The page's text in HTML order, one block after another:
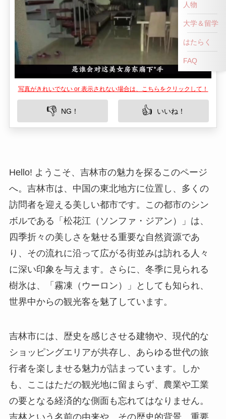
写真がきれいでない or 表示されない場合は、こちらをクリックして！
👎 NG！ 👍 いいね！
Hello! ようこそ、吉林市の魅力を探るこのページ
へ。吉林市は、中国の東北地方に位置し、多くの
訪問者を迎える美しい都市です。この都市のシン
ボルである「松花江（ソンファ・ジアン）」は、
四季折々の美しさを魅せる重要な自然資源であ
り、その流れに沿って広がる街並みは訪れる人々
に深い印象を与えます。さらに、冬季に見られる
樹氷は、「霧凍（ウーロン）」としても知られ、
世界中からの観光客を魅了しています。
吉林市には、歴史を感じさせる建物や、現代的な
ショッピングエリアが共存し、あらゆる世代の旅
行者を楽しませる魅力が詰まっています。しか
も、ここはただの観光地に留まらず、農業や工業
の要となる経済的な側面も忘れてはなりません。
吉林という名前の由来や、その歴史的背景、重要
人物
大学＆留学
はたらく
FAQ